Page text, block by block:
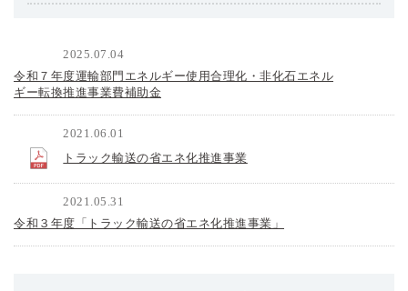
2025.07.04
令和７年度運輸部門エネルギー使用合理化・非化石エネル
ギー転換推進事業費補助金
2021.06.01
トラック輸送の省エネ化推進事業
2021.05.31
令和３年度「トラック輸送の省エネ化推進事業」